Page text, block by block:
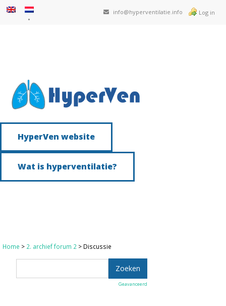
info@hyperventilatie.info Log in
HyperVen website
Wat is hyperventilatie?
Home > 2. archief forum 2 > Discussie
Geavanceerd